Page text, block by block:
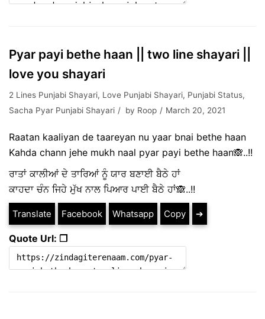
Pyar payi bethe haan || two line shayari ||
love you shayari
2 Lines Punjabi Shayari, Love Punjabi Shayari, Punjabi Status,
Sacha Pyar Punjabi Shayari
by Roop March 20, 2021
Raatan kaaliyan de taareyan nu yaar bnai bethe haan
Kahda chann jehe mukh naal pyar payi bethe haan🙈..!!
ਰਾਤਾਂ ਕਾਲੀਆਂ ਦੇ ਤਾਰਿਆਂ ਨੂੰ ਯਾਰ ਬਣਾਈ ਬੈਠੇ ਹਾਂ
ਕਾਹਦਾ ਚੰਨ ਜਿਹੇ ਮੁੱਖ ਨਾਲ ਪਿਆਰ ਪਾਈ ਬੈਠੇ ਹਾਂ🙈..!!
Translate Facebook Whatsapp Copy ➔
Quote Url: ❐